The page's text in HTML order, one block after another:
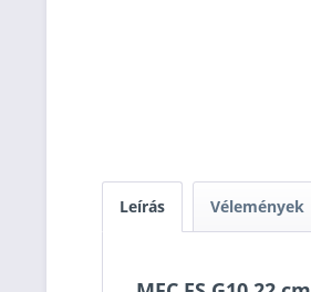
Leírás Vélemények